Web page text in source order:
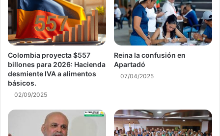
Colombia proyecta $557
billones para 2026: Hacienda
desmiente IVA a alimentos
básicos.
02/09/2025
Reina la confusión en
Apartadó
07/04/2025